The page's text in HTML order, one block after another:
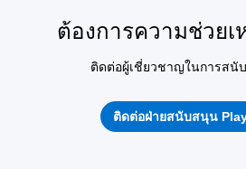
ต้องการความช่วยเ
ติดต่อผู้เชี่ยวชาญในการสนั
ติดต่อฝ่ายสนับสนุน